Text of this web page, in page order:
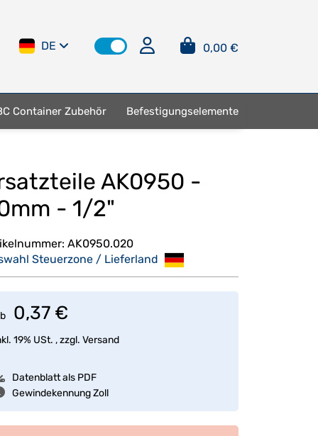
DE 0,00 €
Container Zubehör Befestigungselemente
AK0950 -
- 1/2"
AK0950.020
Steuerzone / Lieferland
0,37 €
19% USt. , zzgl. Versand
Datenblatt als PDF
Gewindekennung Zoll